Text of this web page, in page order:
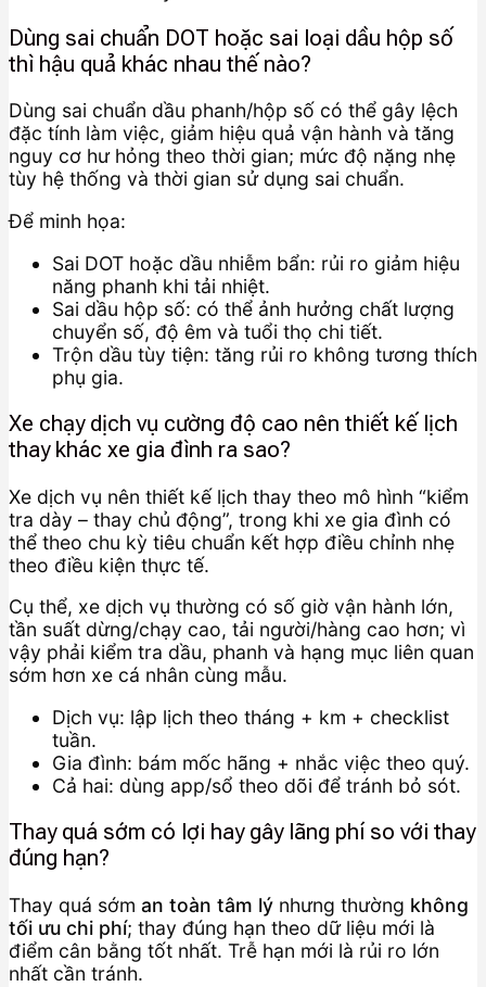
Dùng sai chuẩn DOT hoặc sai loại dầu hộp số
thì hậu quả khác nhau thế nào?
Dùng sai chuẩn dầu phanh/hộp số có thể gây lệch
đặc tính làm việc, giảm hiệu quả vận hành và tăng
nguy cơ hư hỏng theo thời gian; mức độ nặng nhẹ
tùy hệ thống và thời gian sử dụng sai chuẩn.
Để minh họa:
Sai DOT hoặc dầu nhiễm bẩn: rủi ro giảm hiệu
năng phanh khi tải nhiệt.
Sai dầu hộp số: có thể ảnh hưởng chất lượng
chuyển số, độ êm và tuổi thọ chi tiết.
Trộn dầu tùy tiện: tăng rủi ro không tương thích
phụ gia.
Xe chạy dịch vụ cường độ cao nên thiết kế lịch
thay khác xe gia đình ra sao?
Xe dịch vụ nên thiết kế lịch thay theo mô hình “kiểm
tra dày – thay chủ động”, trong khi xe gia đình có
thể theo chu kỳ tiêu chuẩn kết hợp điều chỉnh nhẹ
theo điều kiện thực tế.
Cụ thể, xe dịch vụ thường có số giờ vận hành lớn,
tần suất dừng/chạy cao, tải người/hàng cao hơn; vì
vậy phải kiểm tra dầu, phanh và hạng mục liên quan
sớm hơn xe cá nhân cùng mẫu.
Dịch vụ: lập lịch theo tháng + km + checklist
tuần.
Gia đình: bám mốc hãng + nhắc việc theo quý.
Cả hai: dùng app/sổ theo dõi để tránh bỏ sót.
Thay quá sớm có lợi hay gây lãng phí so với thay
đúng hạn?
Thay quá sớm an toàn tâm lý nhưng thường không
tối ưu chi phí; thay đúng hạn theo dữ liệu mới là
điểm cân bằng tốt nhất. Trễ hạn mới là rủi ro lớn
nhất cần tránh.